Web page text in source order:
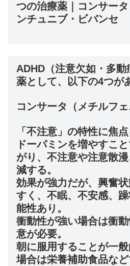
つの治療薬｜コンサー
ンチュニブ・ビバンセ
ADHD（注意欠如・多
薬として、以下の4つが
コンサータ（メチルフェ
「不注意」の特性に焦
ドーパミンを増やすこ
がり、不注意や注意散
減する。
効果が強力だが、興奮
すく、不眠、不安感、
能性あり。
衝動性が強い場合は衝
意が必要。
朝に服用することが一
場合は栄養補助食品な